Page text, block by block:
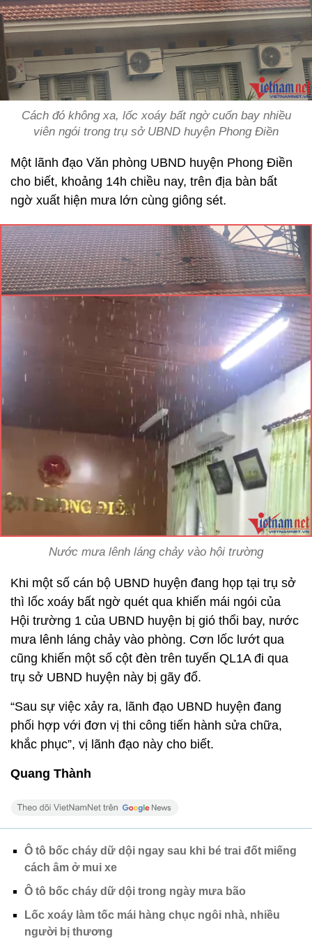
Cách đó không xa, lốc xoáy bất ngờ cuốn bay nhiều
viên ngói trong trụ sở UBND huyện Phong Điền
Một lãnh đạo Văn phòng UBND huyện Phong Điền
cho biết, khoảng 14h chiều nay, trên địa bàn bất
ngờ xuất hiện mưa lớn cùng giông sét.
Nước mưa lênh láng chảy vào hội trường
Khi một số cán bộ UBND huyện đang họp tại trụ sở
thì lốc xoáy bất ngờ quét qua khiến mái ngói của
Hội trường 1 của UBND huyện bị gió thổi bay, nước
mưa lênh láng chảy vào phòng. Cơn lốc lướt qua
cũng khiến một số cột đèn trên tuyến QL1A đi qua
trụ sở UBND huyện này bị gãy đổ.
“Sau sự việc xảy ra, lãnh đạo UBND huyện đang
phối hợp với đơn vị thi công tiến hành sửa chữa,
khắc phục”, vị lãnh đạo này cho biết.
Quang Thành
Ô tô bốc cháy dữ dội ngay sau khi bé trai đốt miếng
cách âm ở mui xe
Ô tô bốc cháy dữ dội trong ngày mưa bão
Lốc xoáy làm tốc mái hàng chục ngôi nhà, nhiều
người bị thương